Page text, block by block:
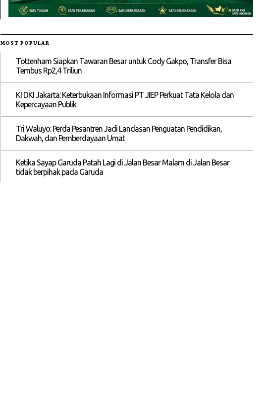
MOST POPULAR
Tottenham Siapkan Tawaran Besar untuk Cody Gakpo, Transfer Bisa
Tembus Rp2,4 Triliun
KI DKI Jakarta: Keterbukaan Informasi PT JIEP Perkuat Tata Kelola dan
Kepercayaan Publik
Tri Waluyo: Perda Pesantren Jadi Landasan Penguatan Pendidikan,
Dakwah, dan Pemberdayaan Umat
Ketika Sayap Garuda Patah Lagi di Jalan Besar Malam di Jalan Besar
tidak berpihak pada Garuda